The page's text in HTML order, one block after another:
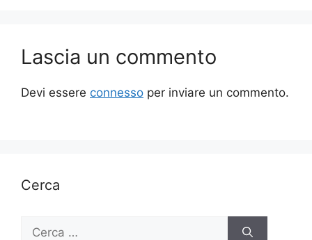
Lascia un commento
Devi essere connesso per inviare un commento.
Cerca
Ricerca